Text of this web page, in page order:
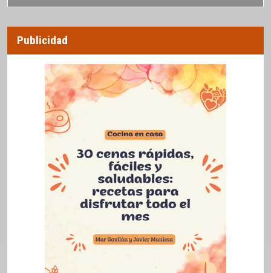
Publicidad